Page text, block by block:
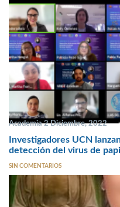
Academia 2 Diciembre, 2022
Investigadores UCN
detección del virus de
SIN COMENTARIOS